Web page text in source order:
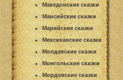
Македонские сказки
Мансийские сказки
Марийские сказки
Мексиканские сказки
Молдавские сказки
Монгольские сказки
Мордовские сказки